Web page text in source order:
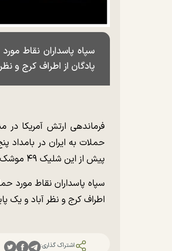
سپاه پاسداران نقاط
پادگان از اطراف کرج و
فرماندهی ارتش آمریکا در
حملات به ایران در بامداد
پیش از این شلیک ۴۹ موشک تاماهاک را به ایران را فاش کرده بود.
سپاه پاسداران نقاط مورد
اطراف کرج و نظر آباد و یک
اشتراک گذاری: